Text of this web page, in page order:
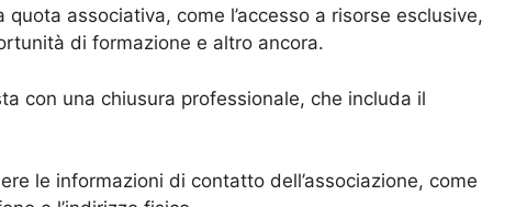
associativa, come l’accesso a risorse esclusive,
di formazione e altro ancora.
con una chiusura professionale, che includa il
le informazioni di contatto dell’associazione, come